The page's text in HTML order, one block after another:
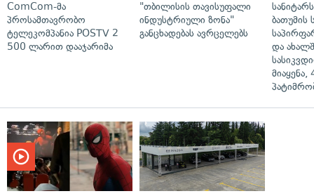
ComCom-მა
პროსამთავრობო
ტელეკომპანია POSTV 2
500 ლარით დააჯარიმა
"თბილისის თავისუფალი
ინდუსტრიული ზონა"
განცხადებას ავრცელებს
ბათუმის
და